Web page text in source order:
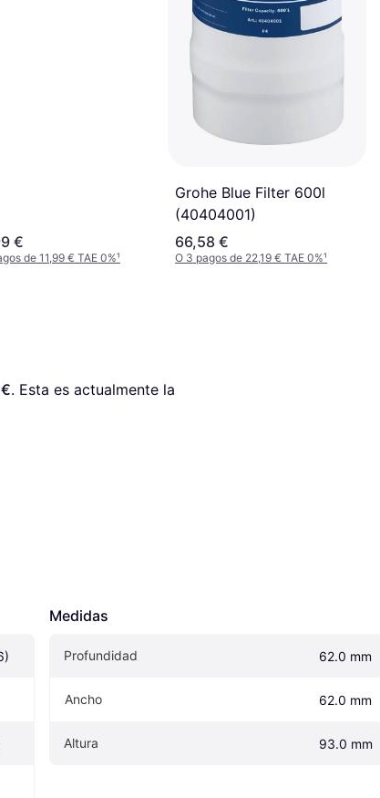
€
de 11,99 € TAE 0%¹
Grohe Blue Filter 600l
(40404001)
66,58 €
O 3 pagos de 22,19 € TAE 0%¹
. Esta es actualmente la
Medidas
Profundidad 62.0 mm
Ancho 62.0 mm
Altura 93.0 mm